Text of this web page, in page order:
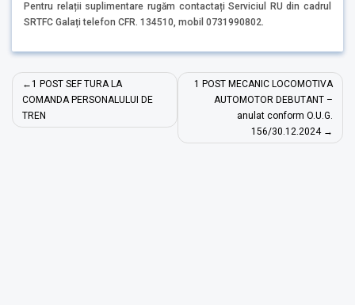
Pentru relații suplimentare rugăm contactați Serviciul RU din cadrul
SRTFC Galați telefon CFR. 134510, mobil 0731990802.
Navigare
în
articole
1 POST SEF TURA LA
COMANDA PERSONALULUI DE
TREN
1 POST MECANIC LOCOMOTIVA
AUTOMOTOR DEBUTANT –
anulat conform O.U.G.
156/30.12.2024